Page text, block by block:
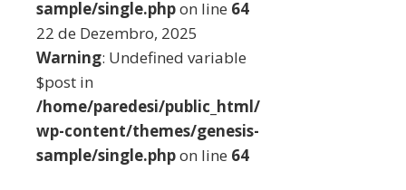
sample/single.phpon line 64
22 de Dezembro, 2025
Warning: Undefined variable
$post in
/home/paredesi/public_html/
wp-content/themes/genesis-
sample/single.phpon line 64